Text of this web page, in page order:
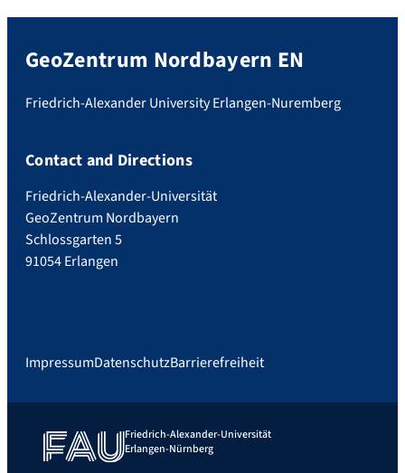
GeoZentrum Nordbayern EN
Friedrich-Alexander University Erlangen-Nuremberg
Contact and Directions
Friedrich-Alexander-Universität
GeoZentrum Nordbayern
Schlossgarten 5
91054 Erlangen
ImpressumDatenschutzBarrierefreiheit
Friedrich-Alexander-Universität
Erlangen-Nürnberg